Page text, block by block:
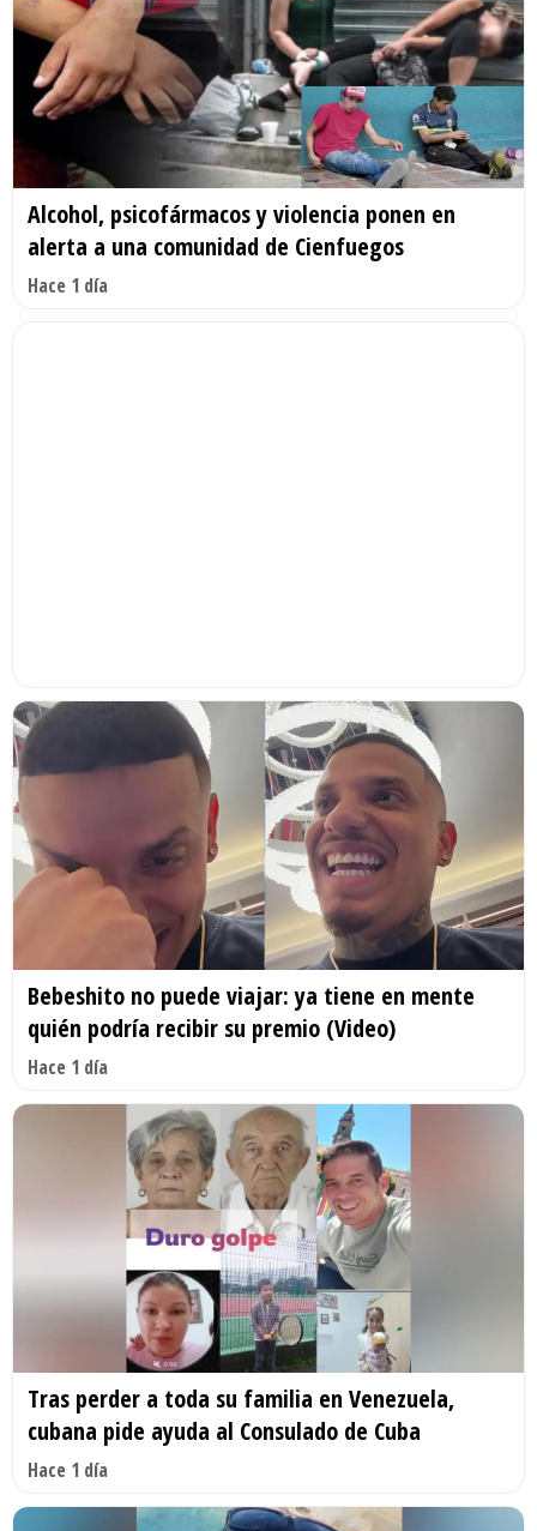
Alcohol, psicofármacos y violencia ponen en
alerta a una comunidad de Cienfuegos
Hace 1 día
Bebeshito no puede viajar: ya tiene en mente
quién podría recibir su premio (Video)
Hace 1 día
Tras perder a toda su familia en Venezuela,
cubana pide ayuda al Consulado de Cuba
Hace 1 día